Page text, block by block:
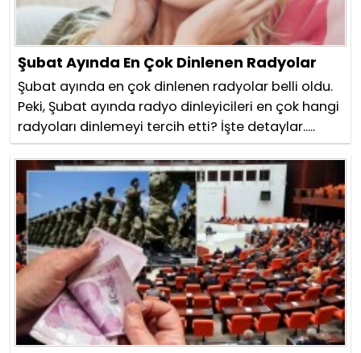
Şubat Ayında En Çok Dinlenen Radyolar
Şubat ayında en çok dinlenen radyolar belli oldu.
Peki, Şubat ayında radyo dinleyicileri en çok hangi
radyoları dinlemeyi tercih etti? İşte detaylar.....